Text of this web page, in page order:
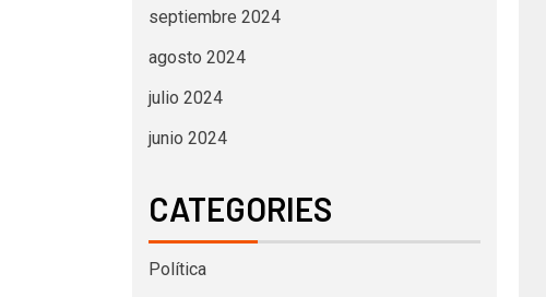
septiembre 2024
agosto 2024
julio 2024
junio 2024
CATEGORIES
Política